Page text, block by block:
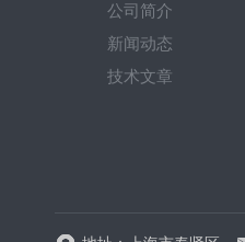
公司简介
新闻动态
技术文章